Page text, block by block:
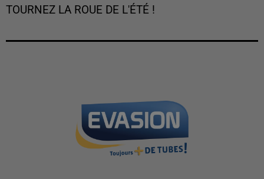
TOURNEZ LA ROUE DE L'ÉTÉ !